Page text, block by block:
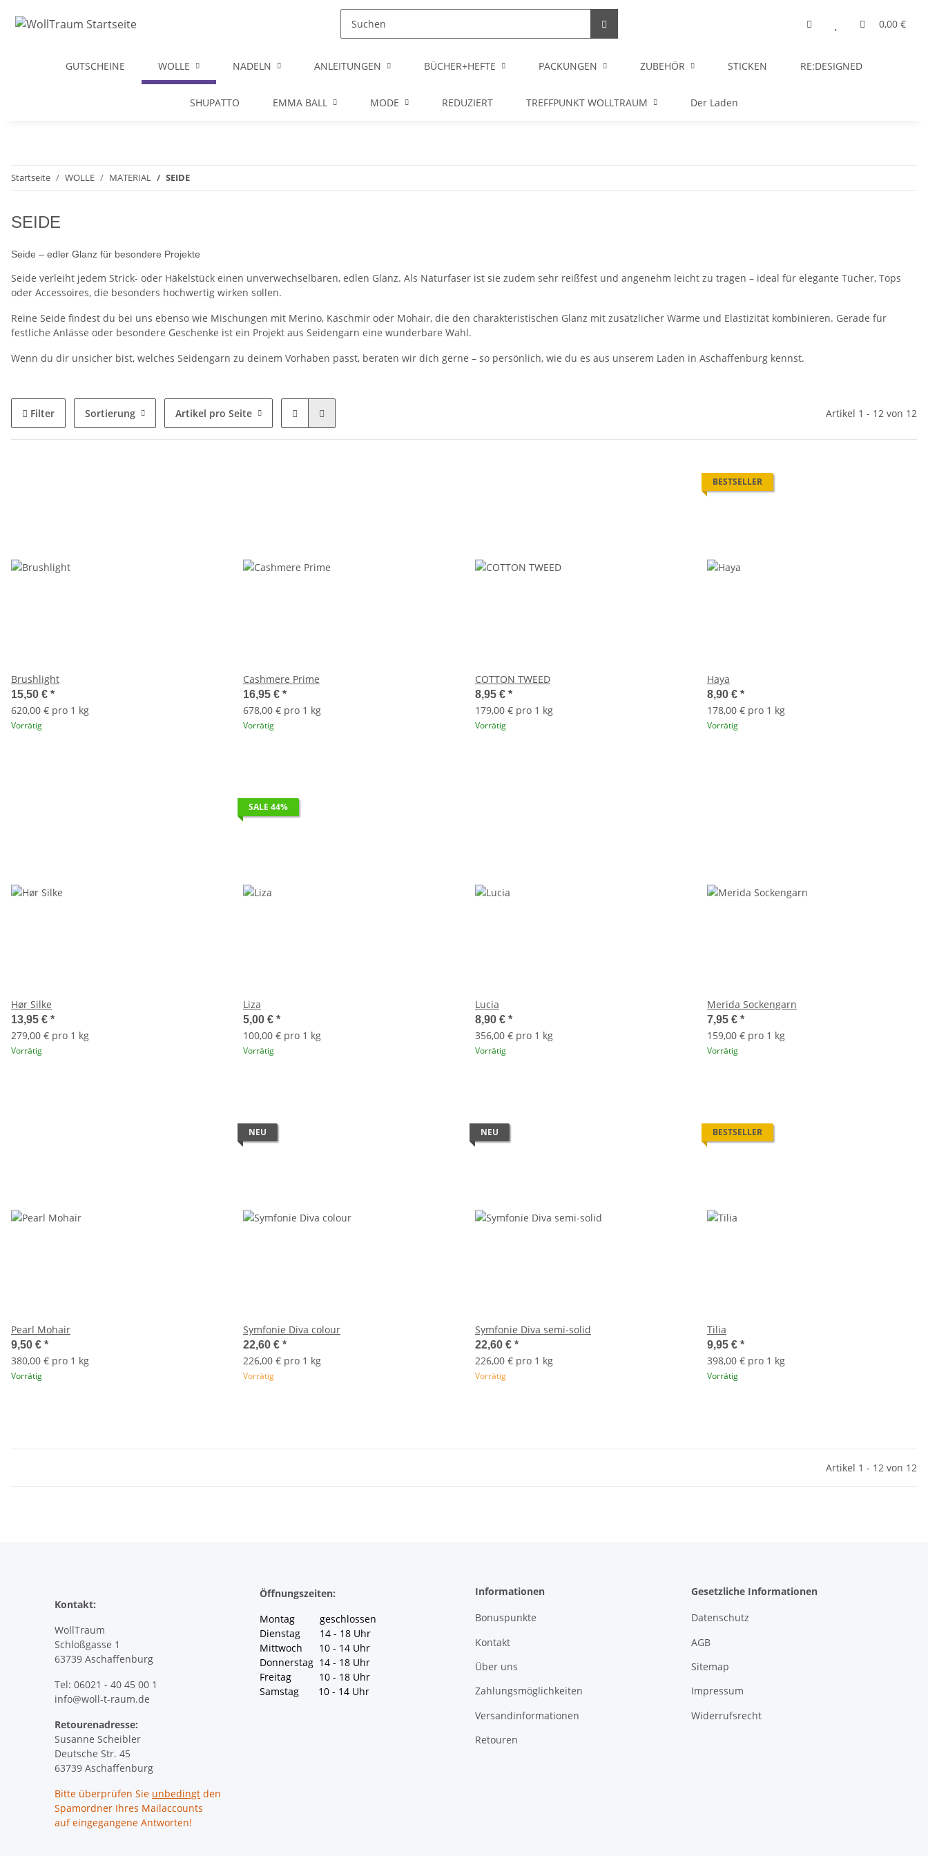
0,00 €
GUTSCHEINE WOLLE NADELN ANLEITUNGEN BÜCHER+HEFTE PACKUNGEN ZUBEHÖR STICKEN RE:DESIGNED
SHUPATTO EMMA BALL MODE REDUZIERT TREFFPUNKT WOLLTRAUM Der Laden
Startseite WOLLE MATERIAL SEIDE
SEIDE
Seide – edler Glanz für besondere Projekte
Seide verleiht jedem Strick- oder Häkelstück einen unverwechselbaren, edlen Glanz. Als Naturfaser ist sie zudem sehr reißfest und angenehm leicht zu tragen – ideal für elegante Tücher, Tops
oder Accessoires, die besonders hochwertig wirken sollen.
Reine Seide findest du bei uns ebenso wie Mischungen mit Merino, Kaschmir oder Mohair, die den charakteristischen Glanz mit zusätzlicher Wärme und Elastizität kombinieren. Gerade für
festliche Anlässe oder besondere Geschenke ist ein Projekt aus Seidengarn eine wunderbare Wahl.
Wenn du dir unsicher bist, welches Seidengarn zu deinem Vorhaben passt, beraten wir dich gerne – so persönlich, wie du es aus unserem Laden in Aschaffenburg kennst.
Filter Sortierung Artikel pro Seite Artikel 1 - 12 von 12
Brushlight
15,50 € *
620,00 € pro 1 kg
Vorrätig
Cashmere Prime
16,95 € *
678,00 € pro 1 kg
Vorrätig
COTTON TWEED
8,95 € *
179,00 € pro 1 kg
Vorrätig
BESTSELLER
Haya
8,90 € *
178,00 € pro 1 kg
Vorrätig
Hør Silke
13,95 € *
279,00 € pro 1 kg
Vorrätig
SALE 44%
Liza
5,00 € *
100,00 € pro 1 kg
Vorrätig
Lucia
8,90 € *
356,00 € pro 1 kg
Vorrätig
Merida Sockengarn
7,95 € *
159,00 € pro 1 kg
Vorrätig
Pearl Mohair
9,50 € *
380,00 € pro 1 kg
Vorrätig
NEU
Symfonie Diva colour
22,60 € *
226,00 € pro 1 kg
Vorrätig
NEU
Symfonie Diva semi-solid
22,60 € *
226,00 € pro 1 kg
Vorrätig
BESTSELLER
Tilia
9,95 € *
398,00 € pro 1 kg
Vorrätig
Artikel 1 - 12 von 12
Kontakt:
WollTraum
Schloßgasse 1
63739 Aschaffenburg
Tel: 06021 - 40 45 00 1
info@woll-t-raum.de
Retourenadresse:
Susanne Scheibler
Deutsche Str. 45
63739 Aschaffenburg
Bitte überprüfen Sie unbedingt den
Spamordner Ihres Mailaccounts
auf eingegangene Antworten!
Öffnungszeiten:
Montag geschlossen
Dienstag 14 - 18 Uhr
Mittwoch 10 - 14 Uhr
Donnerstag 14 - 18 Uhr
Freitag 10 - 18 Uhr
Samstag 10 - 14 Uhr
Informationen
Bonuspunkte
Kontakt
Über uns
Zahlungsmöglichkeiten
Versandinformationen
Retouren
Gesetzliche Informationen
Datenschutz
AGB
Sitemap
Impressum
Widerrufsrecht